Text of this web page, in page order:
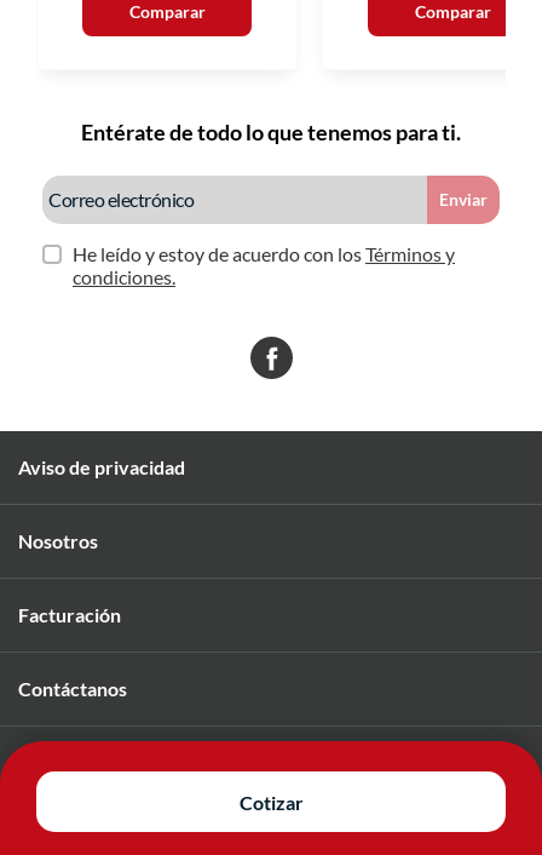
Cotizar
Comparar
Comparar
Entérate de todo lo que tenemos para ti.
Enviar
He leído y estoy de acuerdo con losTérminos y
condiciones.
Aviso de privacidad
Nosotros
Facturación
Contáctanos
© 2026 Mavi. Todos los derechos reservados